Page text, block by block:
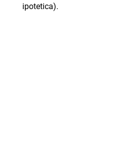
ipotetica).